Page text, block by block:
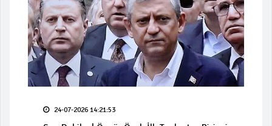
24-07-2026 14:21:53